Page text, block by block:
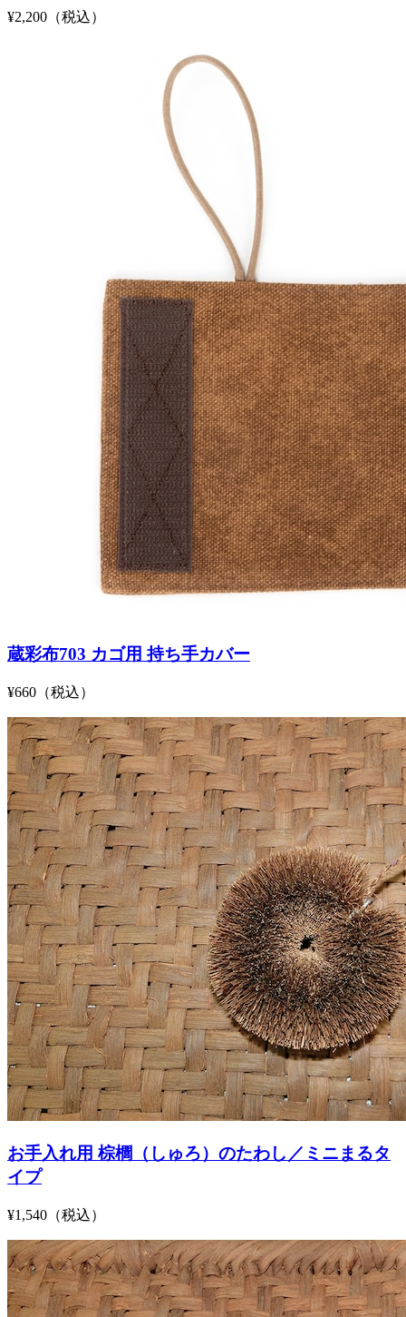
¥2,200（税込）
蔵彩布703 カゴ用 持ち手カバー
¥660（税込）
お手入れ用 棕櫚（しゅろ）のたわし／ミニまるタ
イプ
¥1,540（税込）